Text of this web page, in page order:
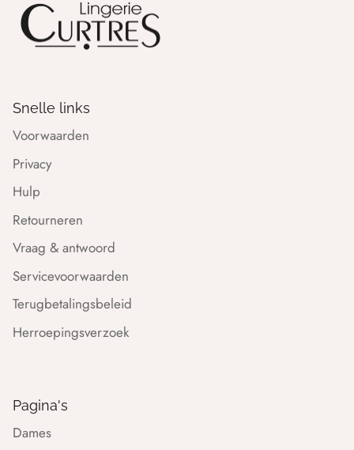
Snelle links
Voorwaarden
Privacy
Hulp
Retourneren
Vraag & antwoord
Servicevoorwaarden
Terugbetalingsbeleid
Herroepingsverzoek
Pagina's
Dames